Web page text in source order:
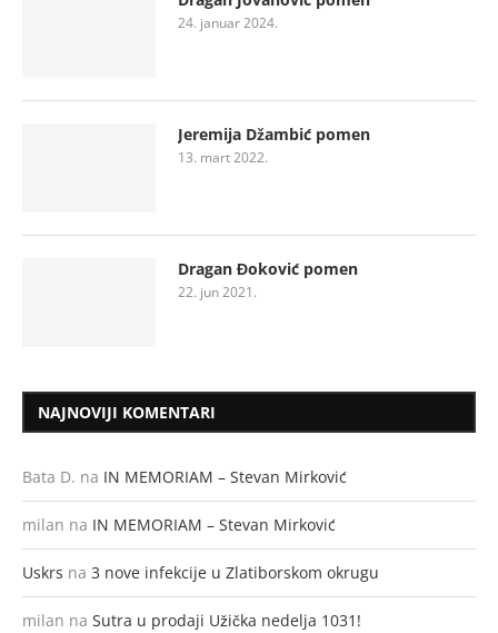
24. januar 2024.
Jeremija Džambić pomen
13. mart 2022.
Dragan Đoković pomen
22. jun 2021.
NAJNOVIJI KOMENTARI
Bata D. na IN MEMORIAM – Stevan Mirković
milan na IN MEMORIAM – Stevan Mirković
Uskrs na 3 nove infekcije u Zlatiborskom okrugu
milan na Sutra u prodaji Užička nedelja 1031!